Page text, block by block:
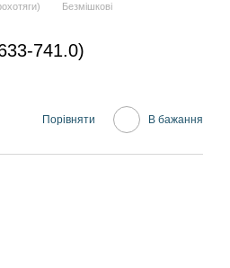
Безмішкові
741.0)
Порівняти В бажання